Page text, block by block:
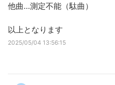
他曲…測定不能（駄曲）
以上となります
2025/05/04 13:56:15